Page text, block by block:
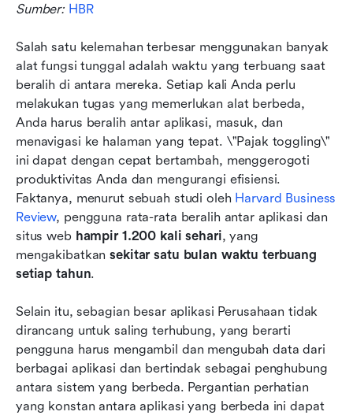
Sumber: HBR
Salah satu kelemahan terbesar menggunakan banyak
alat fungsi tunggal adalah waktu yang terbuang saat
beralih di antara mereka. Setiap kali Anda perlu
melakukan tugas yang memerlukan alat berbeda,
Anda harus beralih antar aplikasi, masuk, dan
menavigasi ke halaman yang tepat. \"Pajak toggling\"
ini dapat dengan cepat bertambah, menggerogoti
produktivitas Anda dan mengurangi efisiensi.
Faktanya, menurut sebuah studi oleh Harvard Business
Review, pengguna rata-rata beralih antar aplikasi dan
situs web hampir 1.200 kali sehari, yang
mengakibatkan sekitar satu bulan waktu terbuang
setiap tahun.
Selain itu, sebagian besar aplikasi Perusahaan tidak
dirancang untuk saling terhubung, yang berarti
pengguna harus mengambil dan mengubah data dari
berbagai aplikasi dan bertindak sebagai penghubung
antara sistem yang berbeda. Pergantian perhatian
yang konstan antara aplikasi yang berbeda ini dapat